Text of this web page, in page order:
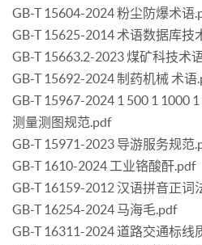
GB-T 15604-2024 粉尘防爆术语
GB-T 15625-2014 术语数据库技
GB-T 15663.2-2023 煤矿科技术
GB-T 15692-2024 制药机械 术语
GB-T 15967-2024 1 500 1 1000
测量测图规范.pdf
GB-T 15971-2023 导游服务规范
GB-T 1610-2024 工业铬酸酐.pdf
GB-T 16159-2012 汉语拼音正词
GB-T 16254-2024 马海毛.pdf
GB-T 16311-2024 道路交通标线